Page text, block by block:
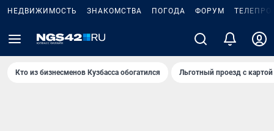
НЕДВИЖИМОСТЬ ЗНАКОМСТВА ПОГОДА ФОРУМ
Кто из бизнесменов Кузбасса обогатился Льготный проезд с